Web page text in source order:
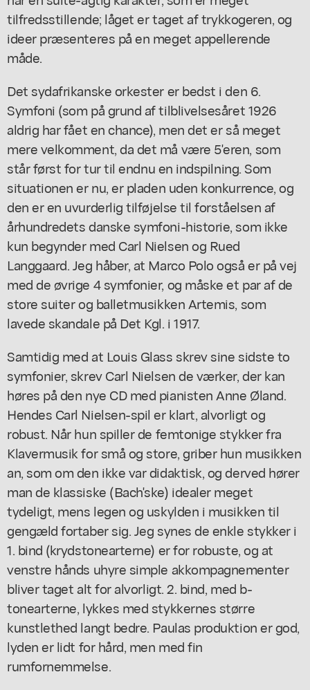
tilfredsstillende; låget er taget af trykkogeren, og
ideer præsenteres på en meget appellerende
måde.
Det sydafrikanske orkester er bedst i den 6.
Symfoni (som på grund af tilblivelsesåret 1926
aldrig har fået en chance), men det er så meget
mere velkomment, da det må være 5'eren, som
står først for tur til endnu en indspilning. Som
situationen er nu, er pladen uden konkurrence, og
den er en uvurderlig tilføjelse til forståelsen af
århundredets danske symfoni-historie, som ikke
kun begynder med Carl Nielsen og Rued
Langgaard. Jeg håber, at Marco Polo også er på vej
med de øvrige 4 symfonier, og måske et par af de
store suiter og balletmusikken Artemis, som
lavede skandale på Det Kgl. i 1917.
Samtidig med at Louis Glass skrev sine sidste to
symfonier, skrev Carl Nielsen de værker, der kan
høres på den nye CD med pianisten Anne Øland.
Hendes Carl Nielsen-spil er klart, alvorligt og
robust. Når hun spiller de femtonige stykker fra
Klavermusik for små og store, griber hun musikken
an, som om den ikke var didaktisk, og derved hører
man de klassiske (Bach'ske) idealer meget
tydeligt, mens legen og uskylden i musikken til
gengæld fortaber sig. Jeg synes de enkle stykker i
1. bind (krydstonearterne) er for robuste, og at
venstre hånds uhyre simple akkompagnementer
bliver taget alt for alvorligt. 2. bind, med b-
tonearterne, lykkes med stykkernes større
kunstlethed langt bedre. Paulas produktion er god,
lyden er lidt for hård, men med fin
rumfornemmelse.